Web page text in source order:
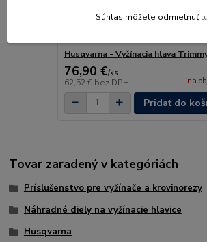
Husqvarna - Vyžínacia hlava
76,90 €/ks
62,52 € bez DPH na
Pridať do
Tovar zaradený v kategóriách
Príslušenstvo pre vyžínače a krovinorezy
Náhradné diely na vyžínacie hlavice
Husqvarna
Súhlas môžete odmietnuťtu